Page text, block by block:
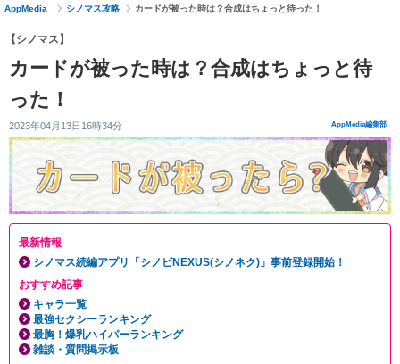
AppMedia シノマス攻略 カードが被った時は？合成はちょっと待った！
【シノマス】
カードが被った時は？合成はちょっと待
った！
2023年04月13日16時34分 AppMedia編集部
最新情報
シノマス続編アプリ「シノビNEXUS(シノネク)」事前登録開始！
おすすめ記事
キャラ一覧
最強セクシーランキング
最胸！爆乳ハイパーランキング
雑談・質問掲示板